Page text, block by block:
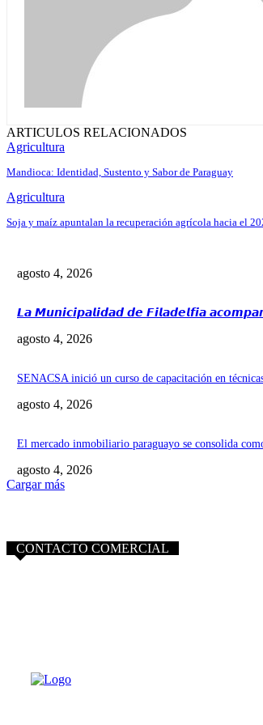
ARTICULOS RELACIONADOS
Agricultura
Mandioca: Identidad, Sustento y Sabor de Paraguay
Agricultura
Soja y maíz apuntalan la recuperación agrícola hacia el
agosto 4, 2026
𝙇𝙖 𝙈𝙪𝙣𝙞𝙘𝙞𝙥𝙖𝙡𝙞𝙙𝙖𝙙 𝙙𝙚 𝙁𝙞𝙡𝙖𝙙𝙚𝙡𝙛𝙞𝙖
agosto 4, 2026
SENACSA inició un curso de capacitación en
agosto 4, 2026
El mercado inmobiliario paraguayo se consolida
agosto 4, 2026
Cargar más
CONTACTO COMERCIAL